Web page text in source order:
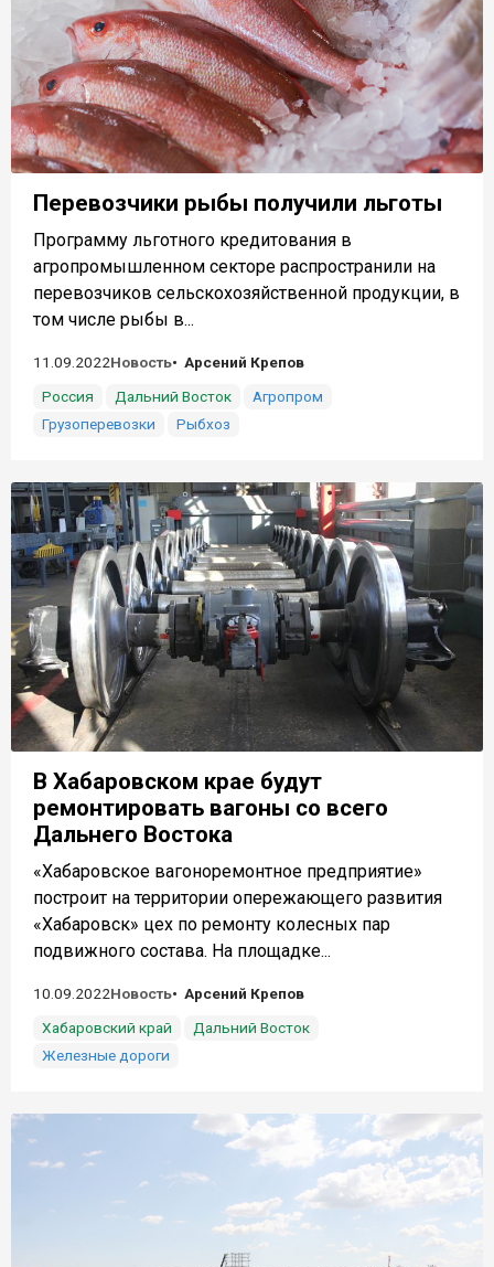
Перевозчики рыбы получили льготы
Программу льготного кредитования в
агропромышленном секторе распространили на
перевозчиков сельскохозяйственной продукции, в
том числе рыбы в...
11.09.2022Новость
Арсений Крепов
Россия
Дальний Восток
Агропром
Грузоперевозки
Рыбхоз
В Хабаровском крае будут
ремонтировать вагоны со всего
Дальнего Востока
«Хабаровское вагоноремонтное предприятие»
построит на территории опережающего развития
«Хабаровск» цех по ремонту колесных пар
подвижного состава. На площадке...
10.09.2022Новость
Арсений Крепов
Хабаровский край
Дальний Восток
Железные дороги